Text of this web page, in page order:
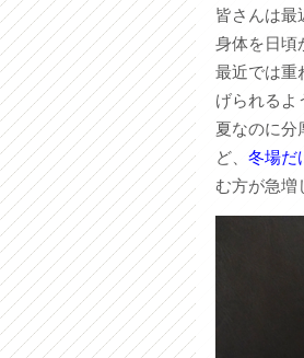
皆さんは最
身体を日頃
最近では重
げられるよ
夏なのに分
ど、 冬場だ
む方が急増